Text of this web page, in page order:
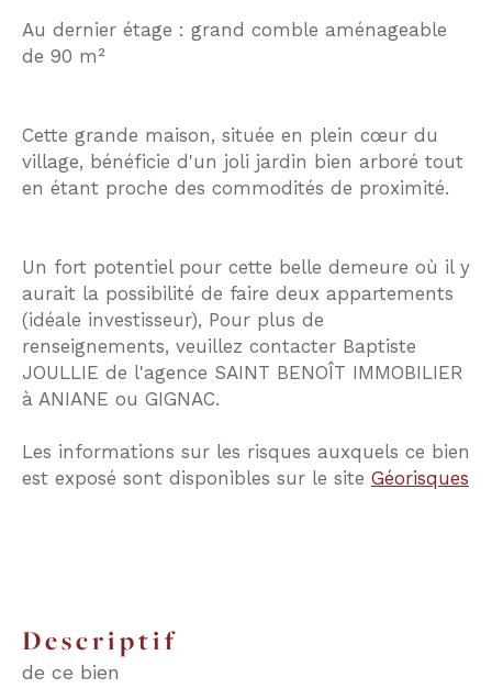
Au dernier étage : grand comble aménageable
de 90 m²
Cette grande maison, située en plein cœur du
village, bénéficie d'un joli jardin bien arboré tout
en étant proche des commodités de proximité.
Un fort potentiel pour cette belle demeure où il y
aurait la possibilité de faire deux appartements
(idéale investisseur), Pour plus de
renseignements, veuillez contacter Baptiste
JOULLIE de l'agence SAINT BENOÎT IMMOBILIER
à ANIANE ou GIGNAC.
Les informations sur les risques auxquels ce bien
est exposé sont disponibles sur le site Géorisques
descriptif
de ce bien